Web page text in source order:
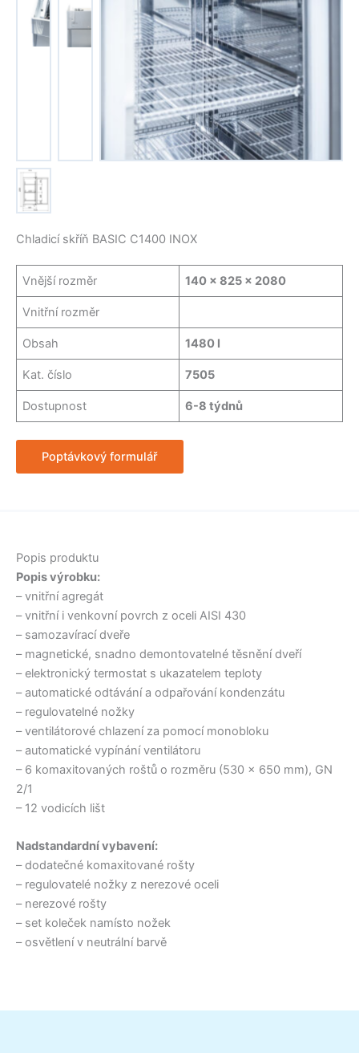
Žádný
titulek
Žádný
titulek
Žádný titulek
Žádný
titulek
Chladicí skříň BASIC C1400 INOX
Vnější rozměr 140 x 825 x 2080
Vnitřní rozměr
Obsah 1480 l
Kat. číslo 7505
Dostupnost 6-8 týdnů
Poptávkový formulář
Popis produktu
Popis výrobku:
– vnitřní agregát
– vnitřní i venkovní povrch z oceli AISI 430
– samozavírací dveře
– magnetické, snadno demontovatelné těsnění dveří
– elektronický termostat s ukazatelem teploty
– automatické odtávání a odpařování kondenzátu
– regulovatelné nožky
– ventilátorové chlazení za pomocí monobloku
– automatické vypínání ventilátoru
– 6 komaxitovaných roštů o rozměru (530 x 650 mm), GN
2/1
– 12 vodicích lišt
Nadstandardní vybavení:
– dodatečné komaxitované rošty
– regulovatelé nožky z nerezové oceli
– nerezové rošty
– set koleček namísto nožek
– osvětlení v neutrální barvě